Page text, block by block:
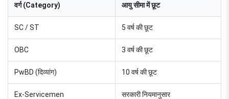
वर्ग (Category) आयु सीमा में छूट
SC / ST 5 वर्ष की छूट
OBC 3 वर्ष की छूट
PwBD (दिव्यांग) 10 वर्ष की छूट
Ex-Servicemen सरकारी नियमानुसार